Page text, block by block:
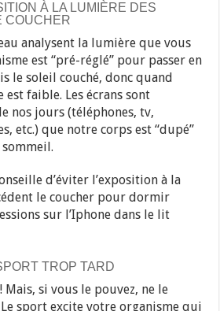
À LA LUMIÈRE DES
COUCHER
analysent la lumière que vous
est “pré-réglé” pour passer en
le soleil couché, donc quand
est faible. Les écrans sont
nos jours (téléphones, tv,
etc.) que notre corps est “dupé”
d’éviter l’exposition à la
le coucher pour dormir
sur l’Iphone dans le lit
TROP TARD
Mais, si vous le pouvez, ne le
sport excite votre organisme qui